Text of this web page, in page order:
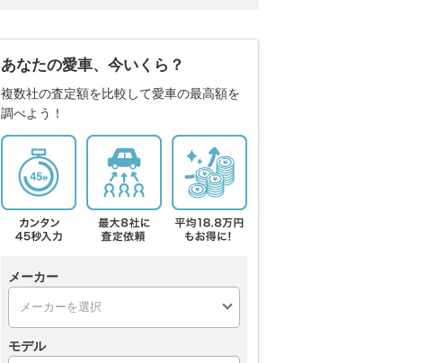
あなたの愛車、今いくら？
複数社の査定額を比較して愛車の最高額を
調べよう！
メーカー
モデル